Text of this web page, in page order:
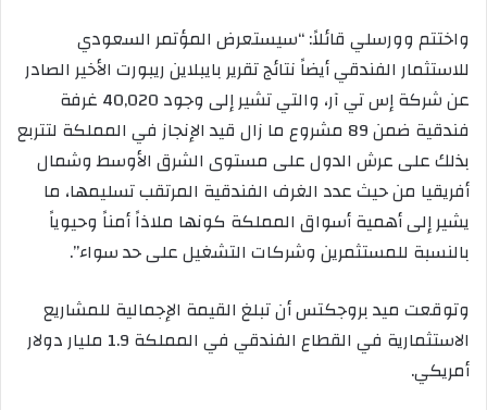
واختتم وورسلي قائلاً: “سيستعرض المؤتمر السعودي
للاستثمار الفندقي أيضاً نتائج تقرير بايبلاين ريبورت الأخير الصادر
عن شركة إس تي آر، والتي تشير إلى وجود 40,020 غرفة
فندقية ضمن 89 مشروع ما زال قيد الإنجاز في المملكة لتتربع
بذلك على عرش الدول على مستوى الشرق الأوسط وشمال
أفريقيا من حيث عدد الغرف الفندقية المرتقب تسليمها، ما
يشير إلى أهمية أسواق المملكة كونها ملاذاً أمناً وحيوياً
بالنسبة للمستثمرين وشركات التشغيل على حد سواء”.
وتوقعت ميد بروجكتس أن تبلغ القيمة الإجمالية للمشاريع
الاستثمارية في القطاع الفندقي في المملكة 1.9 مليار دولار
أمريكي.